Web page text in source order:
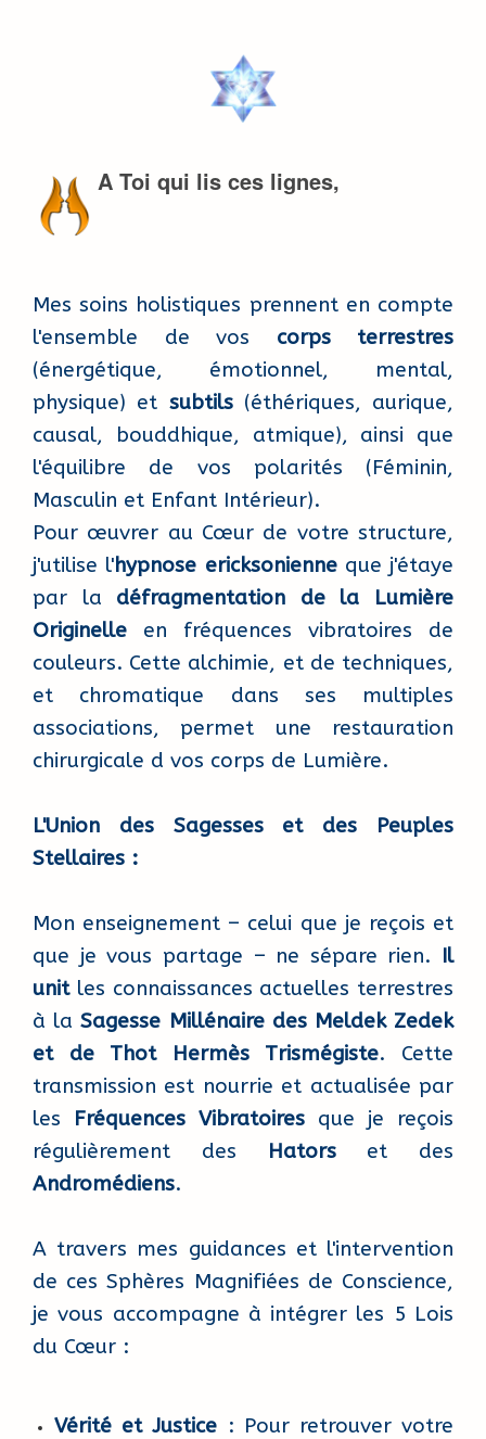
A Toi qui lis ces lignes,
Mes soins holistiques prennent en compte
l'ensemble de vos corps terrestres
(énergétique, émotionnel, mental,
physique) et subtils(éthériques, aurique,
causal, bouddhique, atmique), ainsi que
l'équilibre de vos polarités (Féminin,
Masculin et Enfant Intérieur).
Pour œuvrer au Cœur de votre structure,
j'utilise l'hypnose ericksonienne que j'étaye
par la défragmentation de la Lumière
Originelle en fréquences vibratoires de
couleurs. Cette alchimie, et de techniques,
et chromatique dans ses multiples
associations, permet une restauration
chirurgicale d vos corps de Lumière.
L'Union des Sagesses et des Peuples
Stellaires :
Mon enseignement – celui que je reçois et
que je vous partage – ne sépare rien. Il
unitles connaissances actuelles terrestres
à laSagesse Millénaire des Meldek Zedek
et de Thot Hermès Trismégiste. Cette
transmission est nourrie et actualisée par
les Fréquences Vibratoires que je reçois
régulièrement des
Hatorset des
Andromédiens.
A travers mes guidances et l'intervention
de ces Sphères Magnifiées de Conscience,
je vous accompagne à intégrer les 5 Lois
du Cœur :
Vérité et Justice : Pour retrouver votre